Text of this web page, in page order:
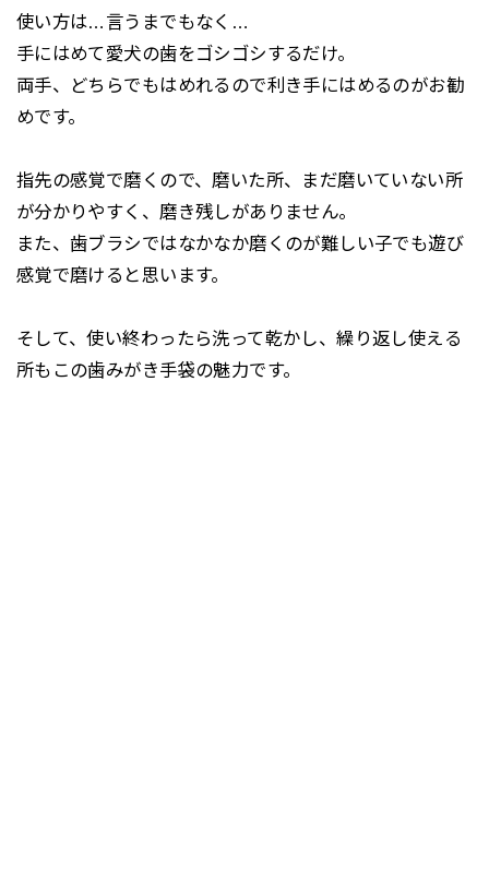
使い方は…言うまでもなく…
手にはめて愛犬の歯をゴシゴシするだけ。
両手、どちらでもはめれるので利き手にはめるのがお勧
めです。
指先の感覚で磨くので、磨いた所、まだ磨いていない所
が分かりやすく、磨き残しがありません。
また、歯ブラシではなかなか磨くのが難しい子でも遊び
感覚で磨けると思います。
そして、使い終わったら洗って乾かし、繰り返し使える
所もこの歯みがき手袋の魅力です。